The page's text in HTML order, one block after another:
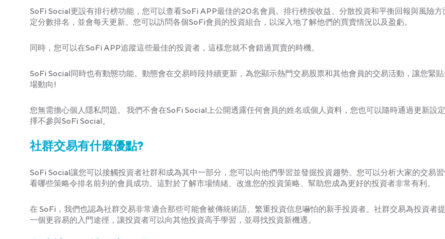
SoFi Social更設有排行榜功能，您可以查看SoFi APP最佳的20名會員。排行榜按收益、分散投資和平衡回報與風險方
定分數排名，並會每天更新。您可以訪問各個SoFi會員的投資組合，以深入地了解他們的買賣情況以及盈虧。
同時，您可以在SoFi APP追蹤這些最佳的投資者，這樣您就不會錯過買賣的時機。
SoFi Social同時也有動態功能。動態會在交易時段持續更新，為您顯示熱門交易股票和其他會員的交易活動，讓您緊
場動向!
您無需擔心個人隱私問題。 我們不會在SoFi Social上公開透露任何會員的姓名或個人資料，您也可以隨時通過更新設
擇不參與SoFi Social。
社群交易有什麼優點?
SoFi Social讓您可以接觸投資者社群和成為其中一部分，您可以向他們學習並發掘投資趨勢。您可以分析大家的交易
看哪些策略令排名前列的會員成功。這對於了解市場情緒、改進您的投資策略、幫助您成為更好的投資者非常有利。
在 SoFi，我們也認為社群交易非常適合那些可能會被傳統術語、繁重投資信息嚇怕的新手投資者。社群交易為投資者
一個更容易的入門途徑，讓投資者可以向其他投資高手學習，並尋找投資新機遇。